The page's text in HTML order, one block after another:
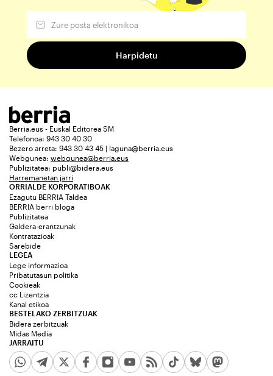
Berria.eus - Euskal Editorea SM
Telefonoa: 943 30 40 30
Bezero arreta: 943 30 43 45 | laguna@berria.eus
Webgunea: webgunea@berria.eus
Publizitatea: publi@bidera.eus
Harremanetan jarri
ORRIALDE KORPORATIBOAK
Ezagutu BERRIA Taldea
BERRIA berri bloga
Publizitatea
Galdera-erantzunak
Kontratazioak
Sarebide
JARRAITU
LEGEA
Lege informazioa
Pribatutasun politika
Cookieak
cc Lizentzia
Kanal etikoa
BESTELAKO ZERBITZUAK
Bidera zerbitzuak
Midas Media